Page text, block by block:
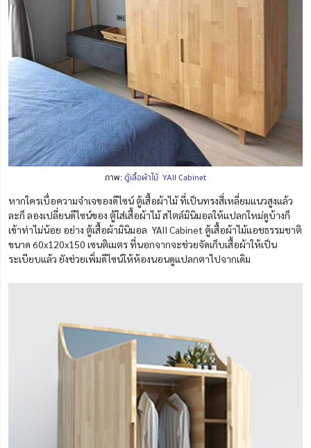
ภาพ:ตู้เสื้อผ้าไม้ YAII Cabinet
หากใครเบื่อความจำเจของดีไซน์ ตู้เสื้อผ้าไม้ ที่เป็นทรงสี่เหลี่ยมแนวสูงแล้ว
ละก็ ลองเปลี่ยนดีไซน์ของ ตู้ใส่เสื้อผ้าไม้ สไตล์มินิมอลให้แปลกใหม่ดูบ้างก็
เข้าท่าไม่น้อย อย่าง ตู้เสื้อผ้ามินิมอล YAII Cabinet ตู้เสื้อผ้าไม้แอชธรรมชาติ
ขนาด 60x120x150 เซนติเมตร ที่นอกจากจะช่วยจัดเก็บเสื้อผ้าให้เป็น
ระเบียบแล้ว ยังช่วยเพิ่มดีไซน์ให้ห้องนอนดูแปลกตาไปจากเดิม